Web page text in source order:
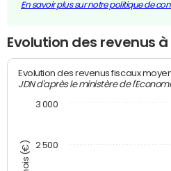
En savoir plus sur notre politique de
Evolution des revenus
Evolution des revenus fiscaux
JDN d'après le ministère de
2 500
3 000